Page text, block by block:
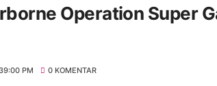
Operation Super
PM 0 KOMENTAR